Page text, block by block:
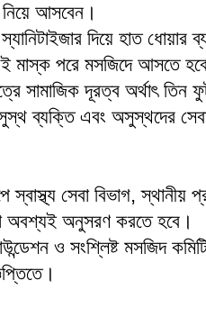
নিয়ে আসবেন।
দিয়ে হাত ধোয়ার
পরে মসজিদে আসতে
সামাজিক দূরত্ব অর্থাৎ
ব্যক্তি এবং অসুস্থদের
স্বাস্থ্য সেবা বিভাগ,
অবশ্যই অনুসরণ করতে হবে।
ও সংশ্লিষ্ট মসজিদ